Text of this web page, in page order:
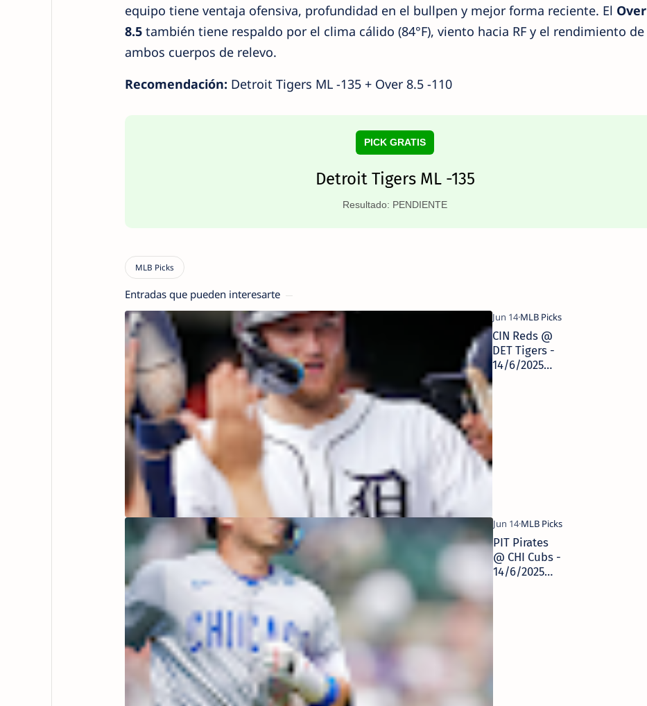
equipo tiene ventaja ofensiva, profundidad en el bullpen y mejor forma reciente. El Over
8.5también tiene respaldo por el clima cálido (84°F), viento hacia RF y el rendimiento de
ambos cuerpos de relevo.
Recomendación: Detroit Tigers ML -135 + Over 8.5 -110
PICK GRATIS
Detroit Tigers ML -135
Resultado: PENDIENTE
Entradas que pueden interesarte
CIN Reds @
DET Tigers -
14/6/2025
MLB Picks |
Pronósticos
PIT Pirates
@ CHI Cubs -
14/6/2025
Pronósticos